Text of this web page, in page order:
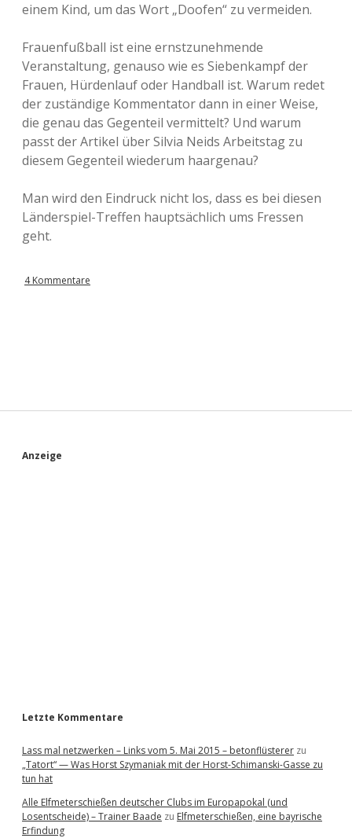
einem Kind, um das Wort „Doofen“ zu vermeiden.
Frauenfußball ist eine ernstzunehmende
Veranstaltung, genauso wie es Siebenkampf der
Frauen, Hürdenlauf oder Handball ist. Warum redet
der zuständige Kommentator dann in einer Weise,
die genau das Gegenteil vermittelt? Und warum
passt der Artikel über Silvia Neids Arbeitstag zu
diesem Gegenteil wiederum haargenau?
Man wird den Eindruck nicht los, dass es bei diesen
Länderspiel-Treffen hauptsächlich ums Fressen
geht.
4 Kommentare
S
Anzeige
Letzte Kommentare
Lass mal netzwerken – Links vom 5. Mai 2015 – betonflüsterer zu
„Tatort“ — Was Horst Szymaniak mit der Horst-Schimanski-Gasse zu
tun hat
Alle Elfmeterschießen deutscher Clubs im Europapokal (und
Losentscheide) – Trainer Baade zu Elfmeterschießen, eine bayrische
Erfindung